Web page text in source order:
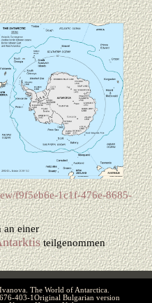
f9f5eb6e-1c1f-476e-8685-
an einer
teilgenommen
The World of Antarctica.
403-1Original Bulgarian version